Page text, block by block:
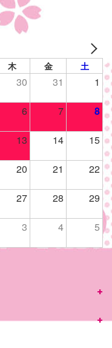
木 金 土
30 31 1
6 7 8
13 14 15
20 21 22
27 28 29
3 4 5